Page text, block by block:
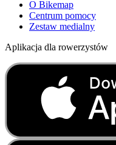
O Bikemap
Centrum pomocy
Zestaw medialny
Aplikacja dla rowerzystów